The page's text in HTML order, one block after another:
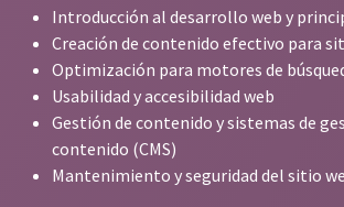
Introducción al desarrollo web y
Creación de contenido efectivo para
Optimización para motores de
Usabilidad y accesibilidad web
Gestión de contenido y sistemas de
contenido (CMS)
Mantenimiento y seguridad del sitio